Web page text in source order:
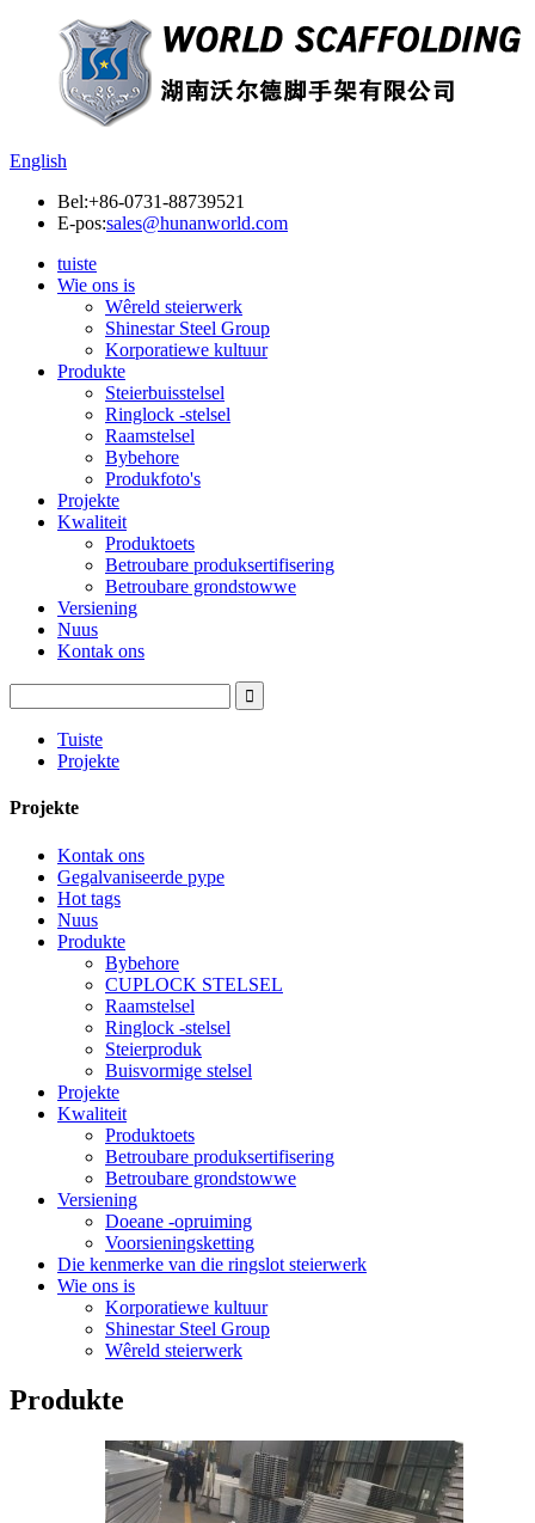
English
Bel:+86-0731-88739521
E-pos:sales@hunanworld.com
tuiste
Wie ons is
Wêreld steierwerk
Shinestar Steel Group
Korporatiewe kultuur
Produkte
Steierbuisstelsel
Ringlock -stelsel
Raamstelsel
Bybehore
Produkfoto's
Projekte
Kwaliteit
Produktoets
Betroubare produksertifisering
Betroubare grondstowwe
Versiening
Nuus
Kontak ons
Tuiste
Projekte
Projekte
Kontak ons
Gegalvaniseerde pype
Hot tags
Nuus
Produkte
Bybehore
CUPLOCK STELSEL
Raamstelsel
Ringlock -stelsel
Steierproduk
Buisvormige stelsel
Projekte
Kwaliteit
Produktoets
Betroubare produksertifisering
Betroubare grondstowwe
Versiening
Doeane -opruiming
Voorsieningsketting
Die kenmerke van die ringslot steierwerk
Wie ons is
Korporatiewe kultuur
Shinestar Steel Group
Wêreld steierwerk
Produkte